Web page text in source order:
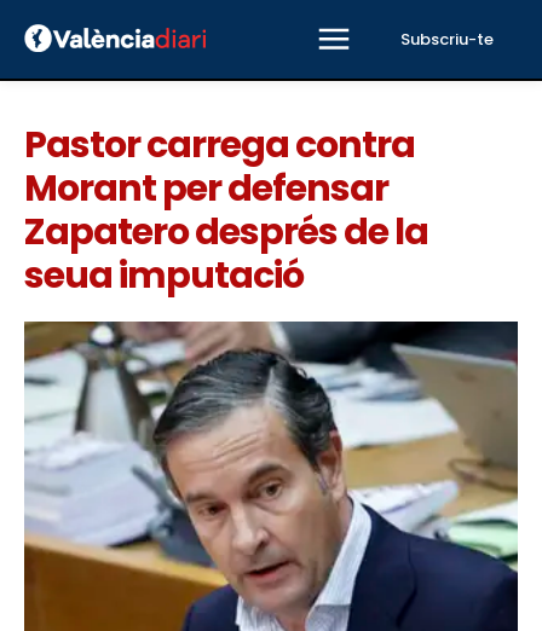
Subscriu-te
Pastor carrega contra
Morant per defensar
Zapatero després de la
seua imputació